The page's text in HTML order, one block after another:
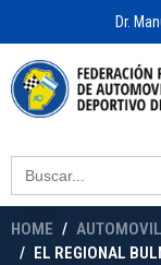
Dr.
Search
for:
HOME
EL REGIONAL